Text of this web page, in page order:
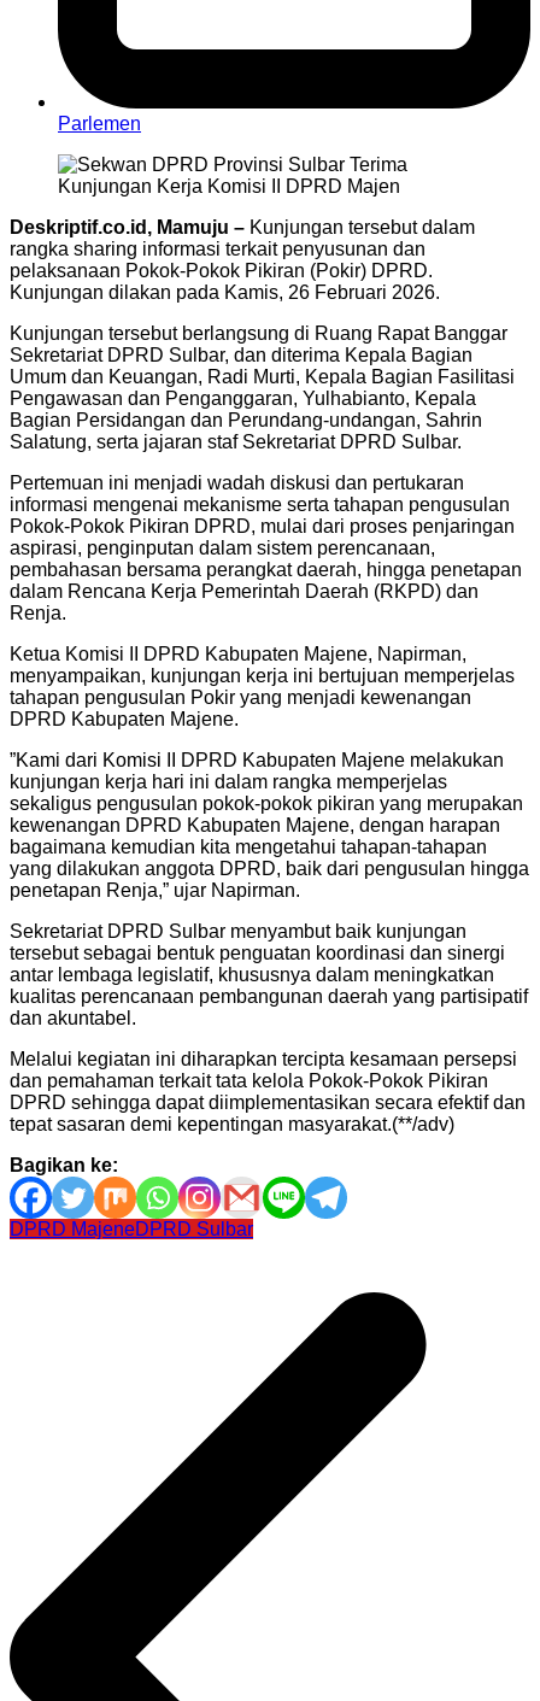
Parlemen
Deskriptif.co.id, Mamuju – Kunjungan tersebut dalam
rangka sharing informasi terkait penyusunan dan
pelaksanaan Pokok-Pokok Pikiran (Pokir) DPRD.
Kunjungan dilakan pada Kamis, 26 Februari 2026.
Kunjungan tersebut berlangsung di Ruang Rapat Banggar
Sekretariat DPRD Sulbar, dan diterima Kepala Bagian
Umum dan Keuangan, Radi Murti, Kepala Bagian Fasilitasi
Pengawasan dan Penganggaran, Yulhabianto, Kepala
Bagian Persidangan dan Perundang-undangan, Sahrin
Salatung, serta jajaran staf Sekretariat DPRD Sulbar.
Pertemuan ini menjadi wadah diskusi dan pertukaran
informasi mengenai mekanisme serta tahapan pengusulan
Pokok-Pokok Pikiran DPRD, mulai dari proses penjaringan
aspirasi, penginputan dalam sistem perencanaan,
pembahasan bersama perangkat daerah, hingga penetapan
dalam Rencana Kerja Pemerintah Daerah (RKPD) dan
Renja.
Ketua Komisi II DPRD Kabupaten Majene, Napirman,
menyampaikan, kunjungan kerja ini bertujuan memperjelas
tahapan pengusulan Pokir yang menjadi kewenangan
DPRD Kabupaten Majene.
”Kami dari Komisi II DPRD Kabupaten Majene melakukan
kunjungan kerja hari ini dalam rangka memperjelas
sekaligus pengusulan pokok-pokok pikiran yang merupakan
kewenangan DPRD Kabupaten Majene, dengan harapan
bagaimana kemudian kita mengetahui tahapan-tahapan
yang dilakukan anggota DPRD, baik dari pengusulan hingga
penetapan Renja,” ujar Napirman.
Sekretariat DPRD Sulbar menyambut baik kunjungan
tersebut sebagai bentuk penguatan koordinasi dan sinergi
antar lembaga legislatif, khususnya dalam meningkatkan
kualitas perencanaan pembangunan daerah yang partisipatif
dan akuntabel.
Melalui kegiatan ini diharapkan tercipta kesamaan persepsi
dan pemahaman terkait tata kelola Pokok-Pokok Pikiran
DPRD sehingga dapat diimplementasikan secara efektif dan
tepat sasaran demi kepentingan masyarakat.(**/adv)
Bagikan ke:
DPRD MajeneDPRD Sulbar